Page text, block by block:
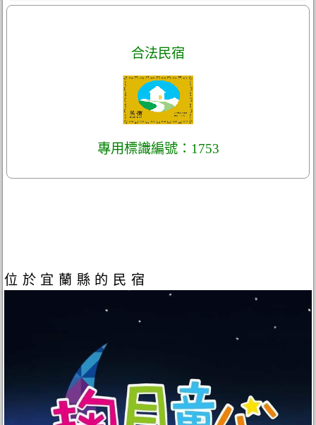
合法民宿
專用標識編號：1753
位於宜蘭縣的民宿